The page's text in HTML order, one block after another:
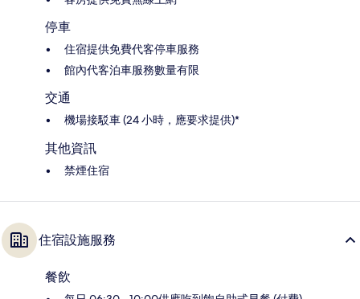
停車
住宿提供免費代客停車服務
館內代客泊車服務數量有限
交通
機場接駁車 (24 小時，應要求提供)*
其他資訊
禁煙住宿
住宿設施服務
餐飲